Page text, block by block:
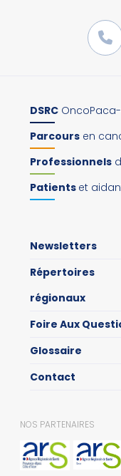
DSRC
Parcours en
Professionnels
Patients et
Newsletters
Répertoires
régionaux
Foire Aux
Glossaire
Contact
NOS PARTENAIRES